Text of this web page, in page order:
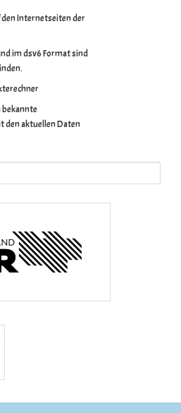
Internetseiten der
im dsv6 Format sind
bekannte
den aktuellen Daten